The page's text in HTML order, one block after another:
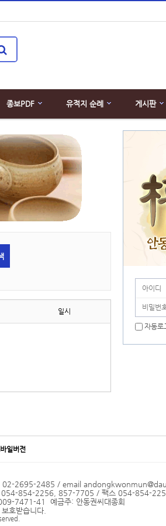
종보PDF 유적지 순례
게시판
일시
자동로
일버전
: 02-2695-2485 / email
054-854-2256, 857-7705 / 팩스 054-854-
7471-41 예금주: 안동권씨대종회
호받습니다.